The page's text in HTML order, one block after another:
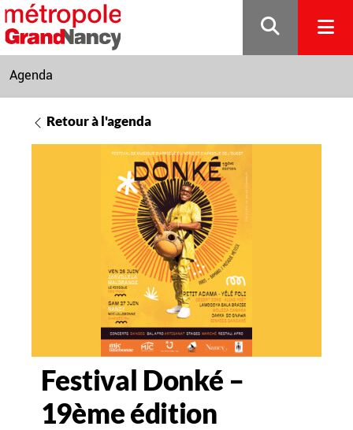
Gestion de vos préférences sur les cookies
Agenda
Retour à l'agenda
Festival Donké –
19ème édition